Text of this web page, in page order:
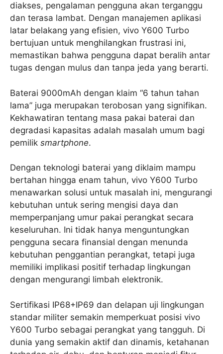
diakses, pengalaman pengguna akan terganggu
dan terasa lambat. Dengan manajemen aplikasi
latar belakang yang efisien, vivo Y600 Turbo
bertujuan untuk menghilangkan frustrasi ini,
memastikan bahwa pengguna dapat beralih antar
tugas dengan mulus dan tanpa jeda yang berarti.
Baterai 9000mAh dengan klaim “6 tahun tahan
lama” juga merupakan terobosan yang signifikan.
Kekhawatiran tentang masa pakai baterai dan
degradasi kapasitas adalah masalah umum bagi
pemilik smartphone.
Dengan teknologi baterai yang diklaim mampu
bertahan hingga enam tahun, vivo Y600 Turbo
menawarkan solusi untuk masalah ini, mengurangi
kebutuhan untuk sering mengisi daya dan
memperpanjang umur pakai perangkat secara
keseluruhan. Ini tidak hanya menguntungkan
pengguna secara finansial dengan menunda
kebutuhan penggantian perangkat, tetapi juga
memiliki implikasi positif terhadap lingkungan
dengan mengurangi limbah elektronik.
Sertifikasi IP68+IP69 dan delapan uji lingkungan
standar militer semakin memperkuat posisi vivo
Y600 Turbo sebagai perangkat yang tangguh. Di
dunia yang semakin aktif dan dinamis, ketahanan